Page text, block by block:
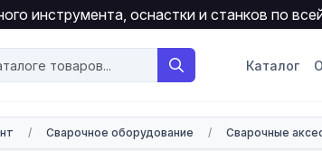
инструмента, оснастки и станков по
Каталог
/ Сварочное оборудование / Сварочные